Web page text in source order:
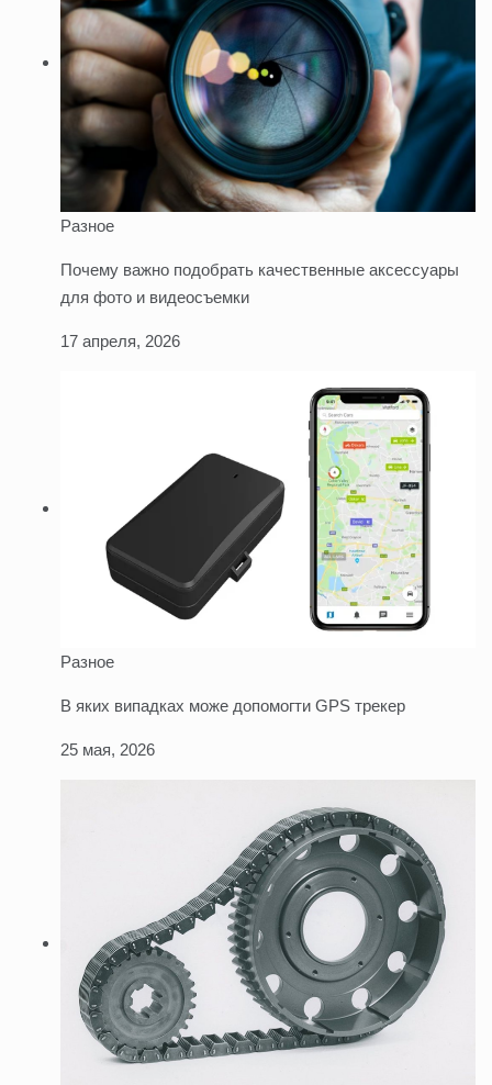
Разное
Почему важно подобрать качественные аксессуары
для фото и видеосъемки
17 апреля, 2026
Разное
В яких випадках може допомогти GPS трекер
25 мая, 2026